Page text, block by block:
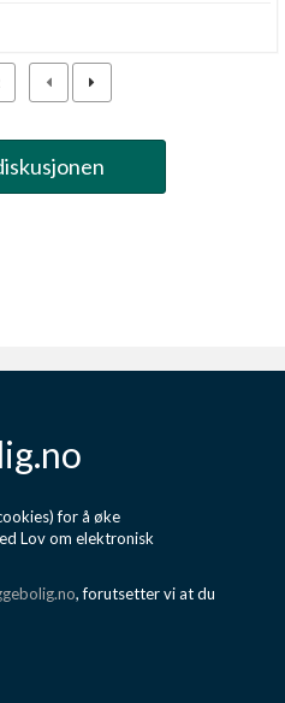
for å øke
Lov om elektronisk
, forutsetter vi at du